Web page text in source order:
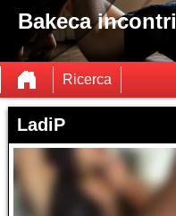
Bakeca incontri
Ricerca
LadiP